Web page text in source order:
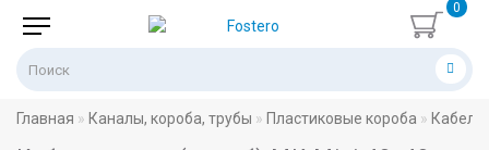
0
Главная Каналы, короба, трубы Пластиковые короба